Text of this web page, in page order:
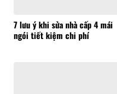
7 lưu ý khi sửa nhà cấp 4 mái
ngói tiết kiệm chi phí